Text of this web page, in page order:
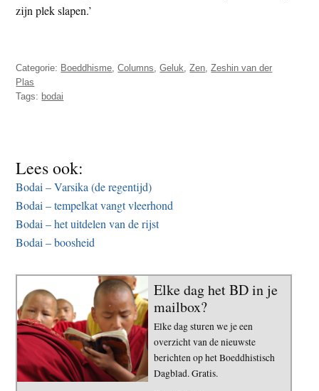
zijn plek slapen.’
Categorie: Boeddhisme ,Columns ,Geluk ,Zen ,Zeshin van der
Plas
Tags: bodai
Lees ook:
Bodai – Varsika (de regentijd)
Bodai – tempelkat vangt vleerhond
Bodai – het uitdelen van de rijst
Bodai – boosheid
Elke dag het BD in je
mailbox?
Elke dag sturen we je een
overzicht van de nieuwste
berichten op het Boeddhistisch
Dagblad. Gratis.